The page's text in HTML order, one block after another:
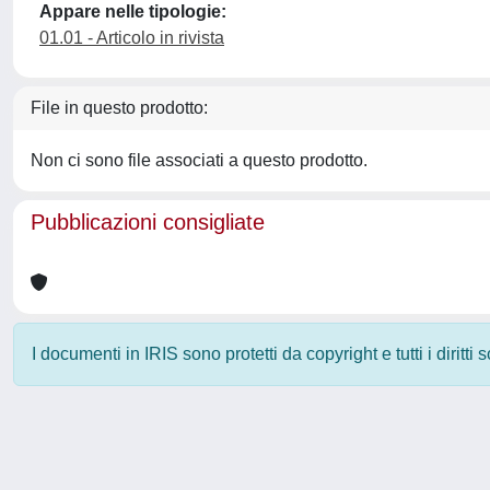
Appare nelle tipologie:
01.01 - Articolo in rivista
File in questo prodotto:
Non ci sono file associati a questo prodotto.
Pubblicazioni consigliate
I documenti in IRIS sono protetti da copyright e tutti i diritti